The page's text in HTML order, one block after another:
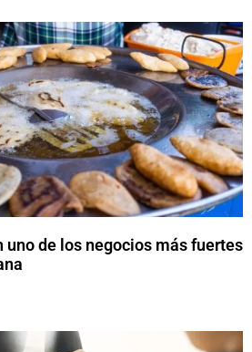
uno de los negocios más fuertes